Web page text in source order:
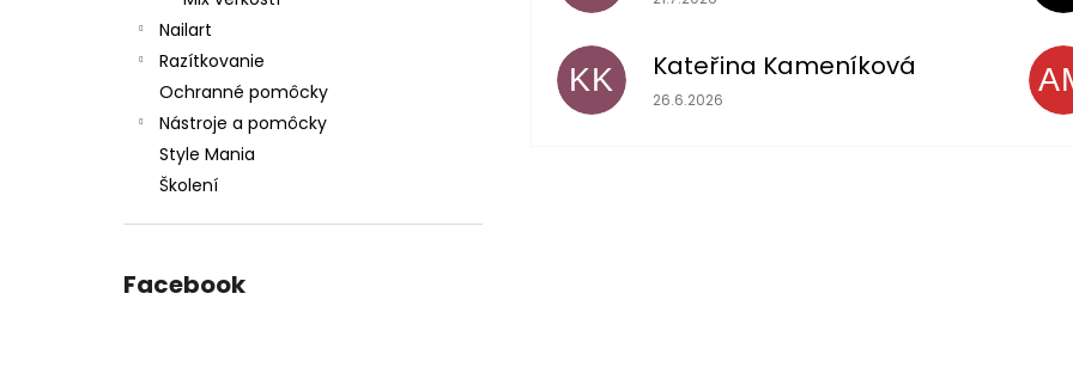
Nailart
Razítkovanie
Ochranné pomôcky
Nástroje a pomôcky
Style Mania
Školení
Facebook
KK Kateřina Kameníková
Hodnotenie obchodu je 5 z 5 hviezdičiek.
26.6.2026